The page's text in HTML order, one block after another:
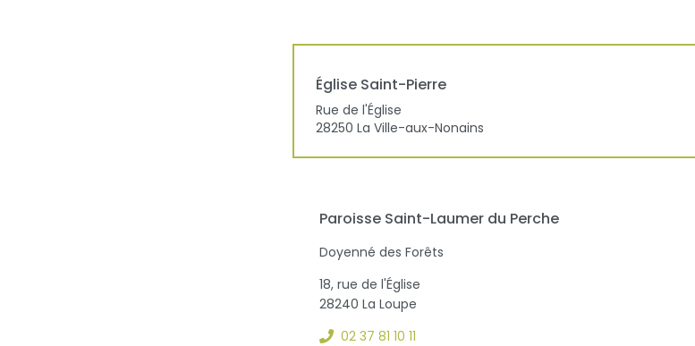
Église Saint-Pierre
Rue de l'Église
28250 La Ville-aux-Nonains
Paroisse Saint-Laumer du Perche
Doyenné des Forêts
18, rue de l'Église
28240 La Loupe
02 37 81 10 11